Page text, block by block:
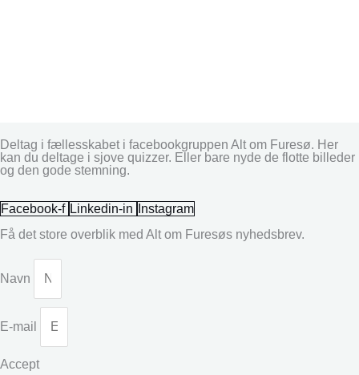
Deltag i fællesskabet i facebookgruppen Alt om Furesø. Her
kan du deltage i sjove quizzer. Eller bare nyde de flotte billeder
og den gode stemning.
Facebook-f Linkedin-in
Instagram
Få det store overblik med Alt om Furesøs nyhedsbrev.
Navn
E-mail
Accept